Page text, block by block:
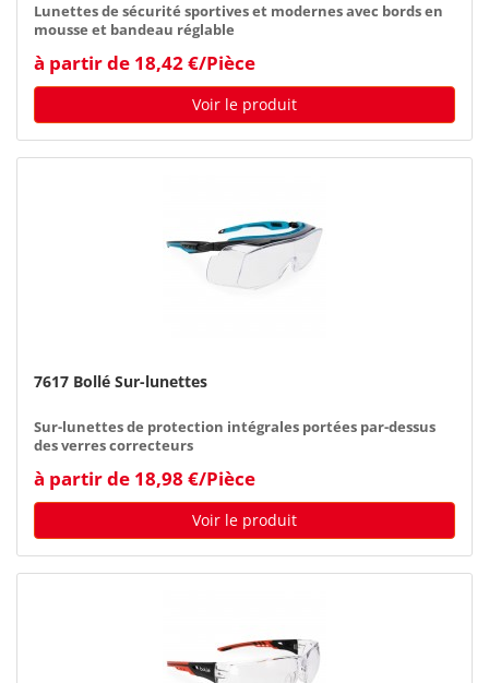
Lunettes de sécurité sportives et modernes avec bords en
mousse et bandeau réglable
à partir de 18,42 €/Pièce
Voir le produit
7617 Bollé Sur-lunettes
Sur-lunettes de protection intégrales portées par-dessus
des verres correcteurs
à partir de 18,98 €/Pièce
Voir le produit